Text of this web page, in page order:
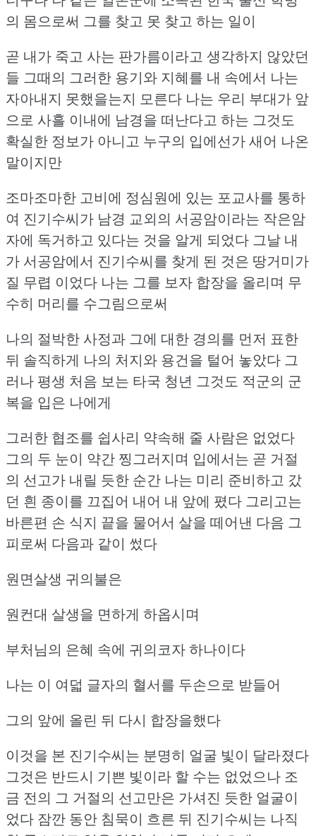
의 몸으로써 그를 찾고 못 찾고 하는 일이
곧 내가 죽고 사는 판가름이라고 생각하지 않았던
들 그때의 그러한 용기와 지혜를 내 속에서 나는
자아내지 못했을는지 모른다 나는 우리 부대가 앞
으로 사흘 이내에 남경을 떠난다고 하는 그것도
확실한 정보가 아니고 누구의 입에선가 새어 나온
말이지만
조마조마한 고비에 정심원에 있는 포교사를 통하
여 진기수씨가 남경 교외의 서공암이라는 작은암
자에 독거하고 있다는 것을 알게 되었다 그날 내
가 서공암에서 진기수씨를 찾게 된 것은 땅거미가
질 무렵 이었다 나는 그를 보자 합장을 올리며 무
수히 머리를 수그림으로써
나의 절박한 사정과 그에 대한 경의를 먼저 표한
뒤 솔직하게 나의 처지와 용건을 털어 놓았다 그
러나 평생 처음 보는 타국 청년 그것도 적군의 군
복을 입은 나에게
그러한 협조를 쉽사리 약속해 줄 사람은 없었다
그의 두 눈이 약간 찡그러지며 입에서는 곧 거절
의 선고가 내릴 듯한 순간 나는 미리 준비하고 갔
던 흰 종이를 끄집어 내어 내 앞에 폈다 그리고는
바른편 손 식지 끝을 물어서 살을 떼어낸 다음 그
피로써 다음과 같이 썼다
원면살생 귀의불은
원컨대 살생을 면하게 하옵시며
부처님의 은혜 속에 귀의코자 하나이다
나는 이 여덟 글자의 혈서를 두손으로 받들어
그의 앞에 올린 뒤 다시 합장을했다
이것을 본 진기수씨는 분명히 얼굴 빛이 달라졌다
그것은 반드시 기쁜 빛이라 할 수는 없었으나 조
금 전의 그 거절의 선고만은 가셔진 듯한 얼굴이
었다 잠깐 동안 침묵이 흐른 뒤 진기수씨는 나직